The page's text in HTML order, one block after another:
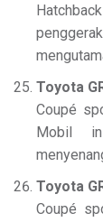
Toyota
Coupé
Mobil ini
Toyota
Coupé